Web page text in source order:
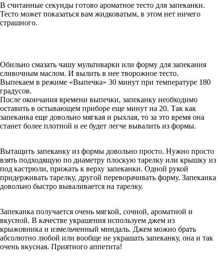
В считанные секунды готово ароматное тесто для запеканки.
Тесто может показаться вам жидковатым, в этом нет ничего
страшного.
Обильно смазать чашу мультиварки или форму для запекания
сливочным маслом. И вылить в нее творожное тесто.
Выпекаем в режиме «Выпечка» 30 минут при температуре 180
градусов.
После окончания времени выпечки, запеканку необходимо
оставить в остывающем приборе еще минут на 20. Так как
запеканка еще довольно мягкая и рыхлая, то за это время она
станет более плотной и ее будет легче вывалить из формы.
Вытащить запеканку из формы довольно просто. Нужно просто
взять подходящую по диаметру плоскую тарелку или крышку из
под кастрюли, прижать к верху запеканки. Одной рукой
придерживать тарелку, другой переворачивать форму. Запеканка
довольно быстро вываливается на тарелку.
Запеканка получается очень мягкой, сочной, ароматной и
вкусной. В качестве украшения используем джем из
крыжовника и измельченный миндаль. Джем можно брать
абсолютно любой или вообще не украшать запеканку, она и так
очень вкусная. Приятного аппетита!